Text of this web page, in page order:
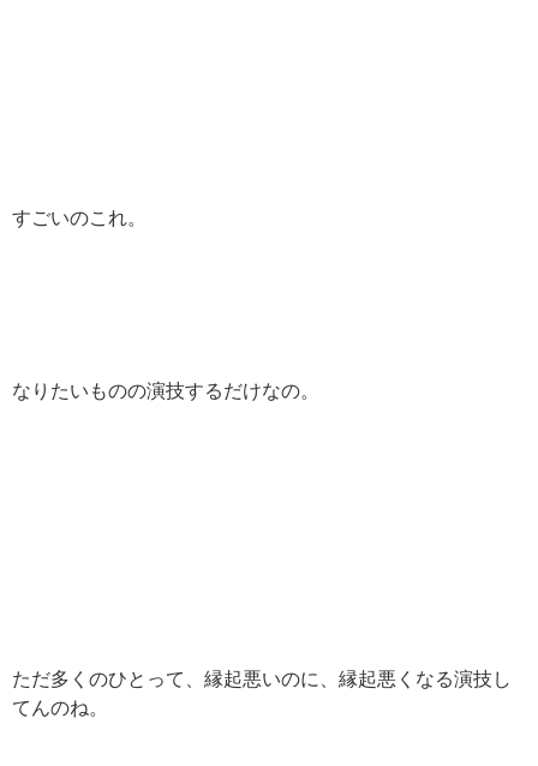
すごいのこれ。
なりたいものの演技するだけなの。
ただ多くのひとって、縁起悪いのに、縁起悪くなる演技し
てんのね。